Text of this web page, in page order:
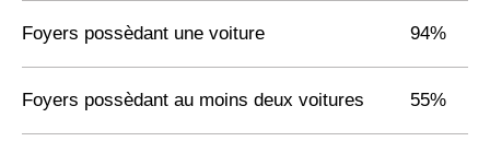
Foyers possèdant une voiture 94%
Foyers possèdant au moins deux voitures 55%